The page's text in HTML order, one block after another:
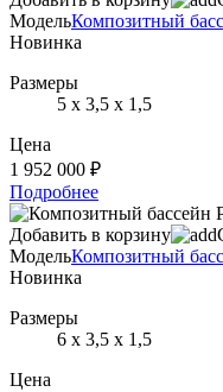
МодельКомпозитный
Новинка
Размеры
5 х 3,5 х 1,5
Цена
1 952 000 ₽
Подробнее
Добавить в корзину
МодельКомпозитный
Новинка
Размеры
6 х 3,5 х 1,5
Цена